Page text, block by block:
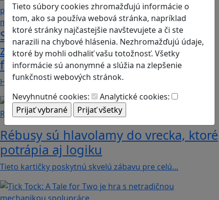
Tieto súbory cookies zhromažďujú informácie o
tom, ako sa používa webová stránka, napríklad
ktoré stránky najčastejšie navštevujete a či ste
narazili na chybové hlásenia. Nezhromažďujú údaje,
ktoré by mohli odhaliť vašu totožnosť. Všetky
informácie sú anonymné a slúžia na zlepšenie
funkčnosti webových stránok.
Nevyhnutné cookies:
Analytické cookies:
Stanete sa influencerom, keď budete
zdieľať iba pravdivé, nie alternatívne
fakty? Dozviete sa v hre Follow me
Hráči a hráčky sa stávajú používateľmi/kami…
Recenzie
Rébusy sú hlavolamy do vrecka, ktoré
potrápia aj logiku
Tieto kartičky poskytnú skvelú zábavu pre celú…